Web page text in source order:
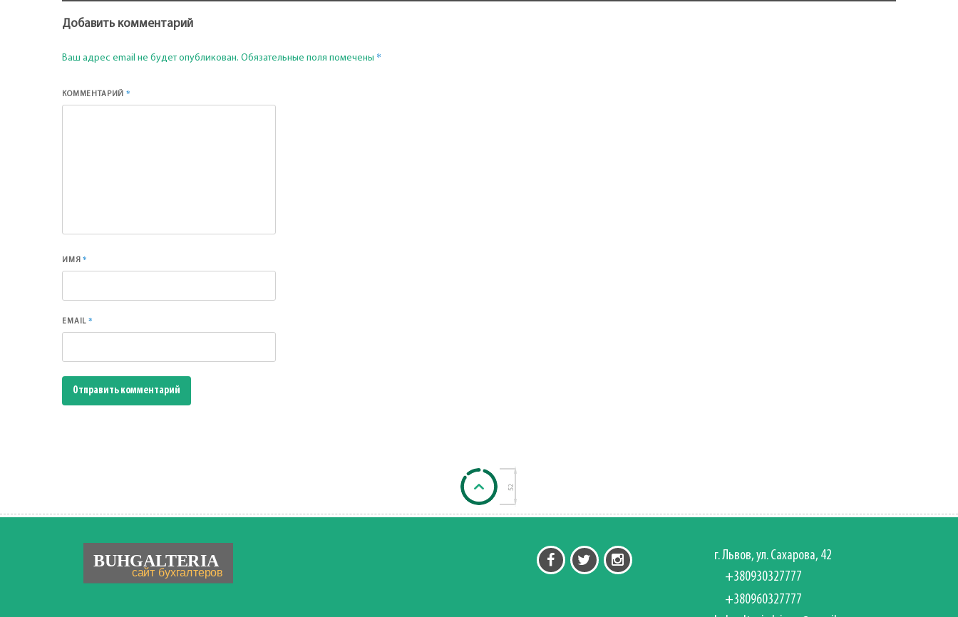
Добавить комментарий
Ваш адрес email не будет опубликован. Обязательные поля помечены *
КОММЕНТАРИЙ*
ИМЯ*
EMAIL*
г. Львов, ул. Сахарова, 42
+380930327777
+380960327777